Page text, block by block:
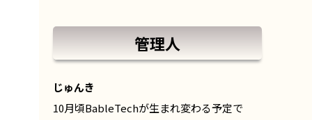
管理人
じゅんき
10月頃BableTechが生まれ変わる予定で